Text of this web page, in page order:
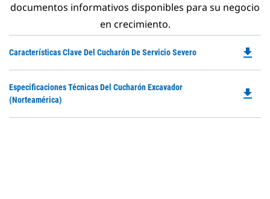
documentos informativos disponibles para su negocio
en crecimiento.
Características Clave Del Cucharón De Servicio Severo file_download
Especificaciones Técnicas Del Cucharón Excavador
(Norteamérica)
file_download